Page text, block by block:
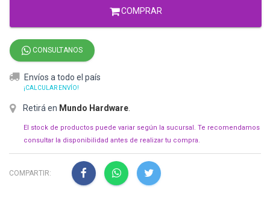
COMPRAR
CONSULTANOS
Envíos a todo el país
¡CALCULAR ENVÍO!
Retirá en Mundo Hardware
El stock de productos puede variar según la sucursal. Te recomendamos
consultar la disponibilidad antes de realizar tu compra.
COMPARTIR: